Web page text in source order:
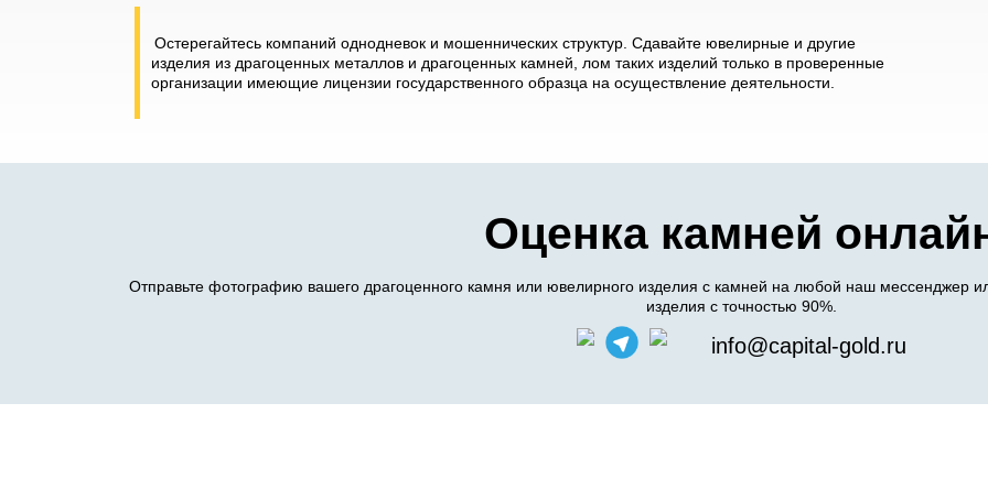
Остерегайтесь компаний однодневок и мошеннических структур. Сдавайте ювелирные и другие
изделия из драгоценных металлов и драгоценных камней, лом таких изделий только в проверенные
организации имеющие лицензии государственного образца на осуществление деятельности.
Оценка камней
Отправьте фотографию вашего драгоценного камня или ювелирного изделия с камней на любой наш мессенджер
изделия с точностью 90%.
info@capital-gold.ru